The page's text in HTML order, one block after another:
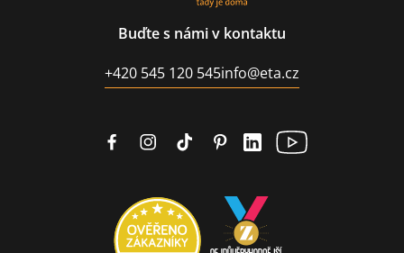
Buďte s námi v kontaktu
+420 545 120 545info@eta.cz